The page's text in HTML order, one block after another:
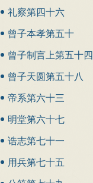
礼察第四十六
曾子本孝第五十
曾子制言上第五十四
曾子天圆第五十八
帝系第六十三
明堂第六十七
诰志第七十一
用兵第七十五